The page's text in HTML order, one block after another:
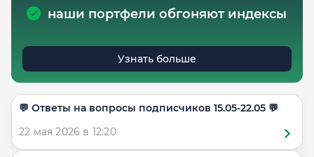
наши портфели обгоняют индексы
Узнать больше
​​💬 Ответы на вопросы подписчиков 15.05-22.05 💬
22 мая 2026 в 12:20